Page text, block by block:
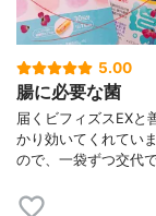
5.00
腸に必要な菌
届くビフィズスEXと
かり効いてくれてい
ので、一袋ずつ交代